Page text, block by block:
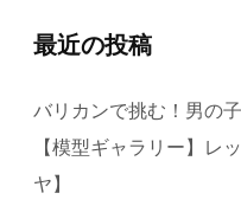
最近の投稿
バリカンで挑む！男の
【模型ギャラリー】レ
ヤ】